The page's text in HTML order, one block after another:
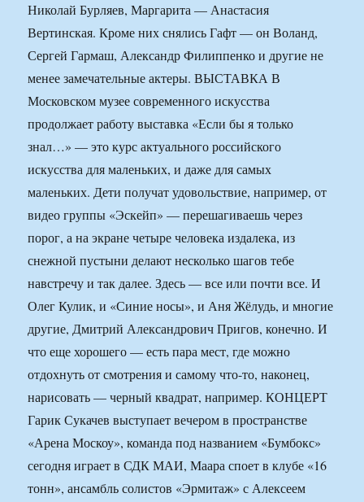
Николай Бурляев, Маргарита — Анастасия
Вертинская. Кроме них снялись Гафт — он Воланд,
Сергей Гармаш, Александр Филиппенко и другие не
менее замечательные актеры. ВЫСТАВКА В
Московском музее современного искусства
продолжает работу выставка «Если бы я только
знал…» — это курс актуального российского
искусства для маленьких, и даже для самых
маленьких. Дети получат удовольствие, например, от
видео группы «Эскейп» — перешагиваешь через
порог, а на экране четыре человека издалека, из
снежной пустыни делают несколько шагов тебе
навстречу и так далее. Здесь — все или почти все. И
Олег Кулик, и «Синие носы», и Аня Жёлудь, и многие
другие, Дмитрий Александрович Пригов, конечно. И
что еще хорошего — есть пара мест, где можно
отдохнуть от смотрения и самому что-то, наконец,
нарисовать — черный квадрат, например. КОНЦЕРТ
Гарик Сукачев выступает вечером в пространстве
«Арена Москоу», команда под названием «Бумбокс»
сегодня играет в СДК МАИ, Маара споет в клубе «16
тонн», ансамбль солистов «Эрмитаж» с Алексеем